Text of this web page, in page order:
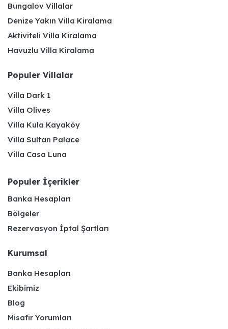
Bungalov Villalar
Denize Yakın Villa Kiralama
Aktiviteli Villa Kiralama
Havuzlu Villa Kiralama
Populer Villalar
Villa Dark 1
Villa Olives
Villa Kula Kayaköy
Villa Sultan Palace
Villa Casa Luna
Populer İçerikler
Banka Hesapları
Bölgeler
Rezervasyon İptal Şartları
Kurumsal
Banka Hesapları
Ekibimiz
Blog
Misafir Yorumları